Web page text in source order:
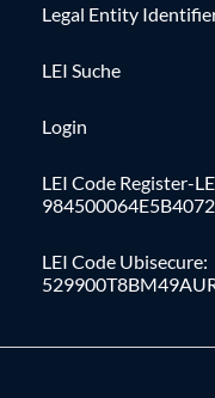
Legal Entity
LEI Suche
Login
LEI Code Register-
LEI Code Ubisecure: